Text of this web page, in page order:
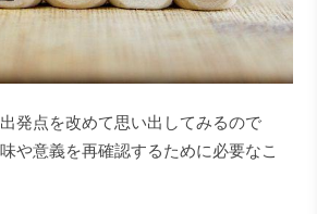
発点を改めて思い出してみるので
や意義を再確認するために必要なこ